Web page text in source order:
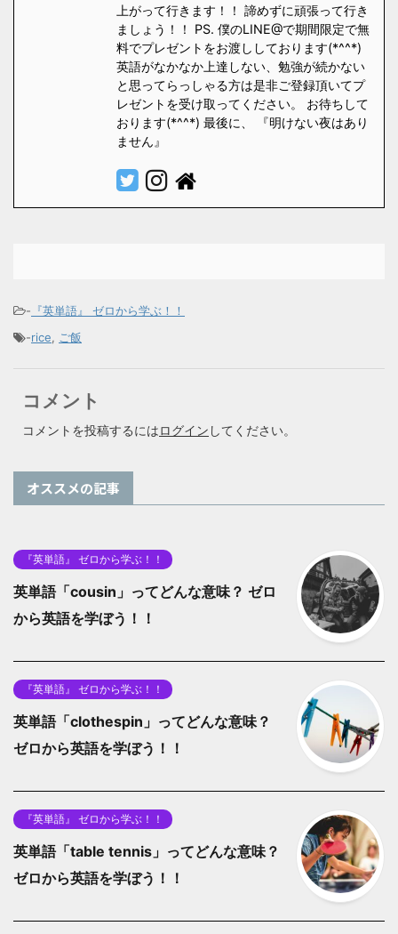
上がって行きます！！ 諦めずに頑張って行き
ましょう！！ PS. 僕のLINE@で期間限定で無
料でプレゼントをお渡ししております(*^^*)
英語がなかなか上達しない、勉強が続かない
と思ってらっしゃる方は是非ご登録頂いてプ
レゼントを受け取ってください。 お待ちして
おります(*^^*) 最後に、 『明けない夜はあり
ません』
- 『英単語』 ゼロから学ぶ！！
-rice, ご飯
コメント
コメントを投稿するにはログイン してください。
オススメの記事
『英単語』 ゼロから学ぶ！！
英単語「cousin」ってどんな意味？ ゼロ
から英語を学ぼう！！
『英単語』 ゼロから学ぶ！！
英単語「clothespin」ってどんな意味？
ゼロから英語を学ぼう！！
『英単語』 ゼロから学ぶ！！
英単語「table tennis」ってどんな意味？
ゼロから英語を学ぼう！！